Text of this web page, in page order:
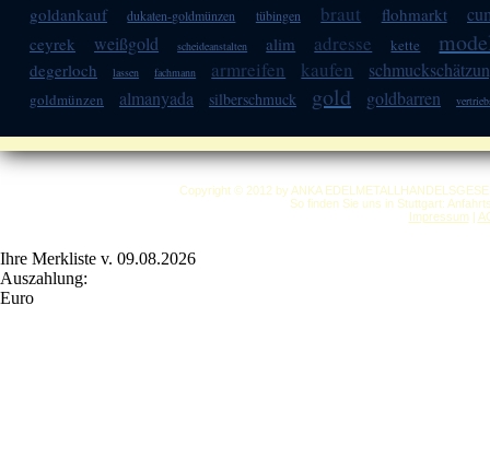
goldankauf dukaten-goldmünzen tübingen braut flohmarkt
ceyrek weißgold scheideanstalten alim adresse kette
degerloch lassen fachmann armreifen kaufen
goldmünzen almanyada silberschmuck gold goldbarren
Copyright © 2012 by ANKA
So finden Sie uns in Stuttgart:
Impressum|
Ihre Merkliste v. 09.08.2026
Auszahlung:
Euro